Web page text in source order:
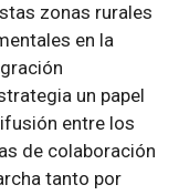
zonas rurales
en la
un papel
entre los
de colaboración
tanto por